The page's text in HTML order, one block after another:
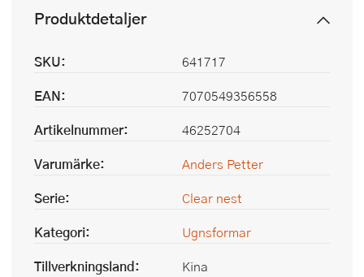
Produktdetaljer
SKU:
641717
EAN:
7070549356558
Artikelnummer:
46252704
Varumärke:
Anders Petter
Serie:
Clear nest
Kategori:
Ugnsformar
Tillverkningsland:
Kina